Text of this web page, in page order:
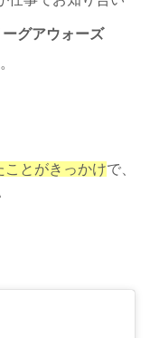
グアウォーズ
ことがきっかけで、